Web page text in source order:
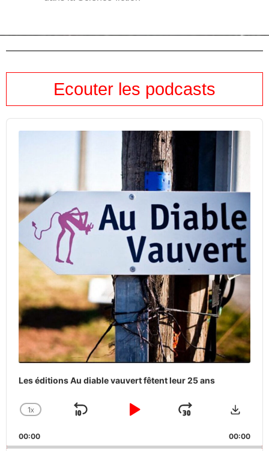
Ecouter les podcasts
Audio
Les éditions Au diable vauvert fêtent leur 25 ans
CHANGE
RATE
1X
SKIP
PLAY
JUMP
FORWARD
00:00 00:00